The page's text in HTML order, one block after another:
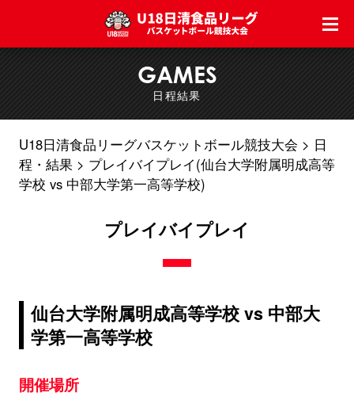
GAMES
日程結果
U18日清食品リーグバスケットボール競技大会
日
程・結果
プレイバイプレイ(仙台大学附属明成高等
学校 vs 中部大学第一高等学校)
プレイバイプレイ
仙台大学附属明成高等学校 vs 中部大
学第一高等学校
開催場所